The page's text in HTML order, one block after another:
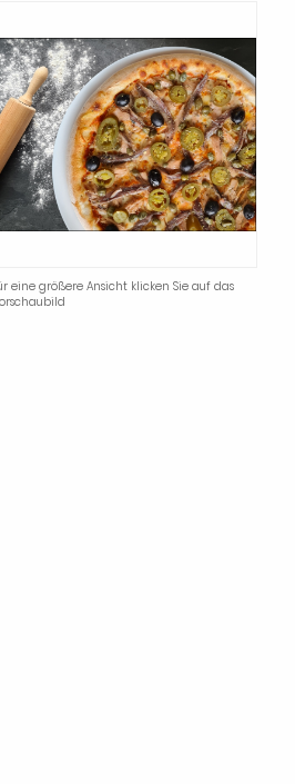
eine größere Ansicht klicken Sie auf das